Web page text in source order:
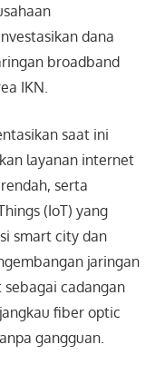
dana
broadband
IKN.
saat ini
layanan internet
serta
(IoT) yang
smart city dan
jaringan
cadangan
fiber optic
gangguan.